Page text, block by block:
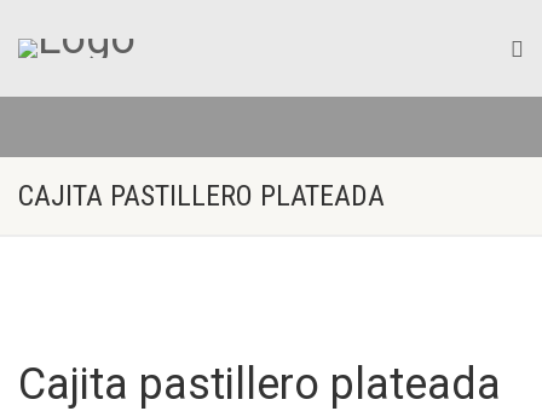
CAJITA PASTILLERO PLATEADA
Cajita pastillero plateada